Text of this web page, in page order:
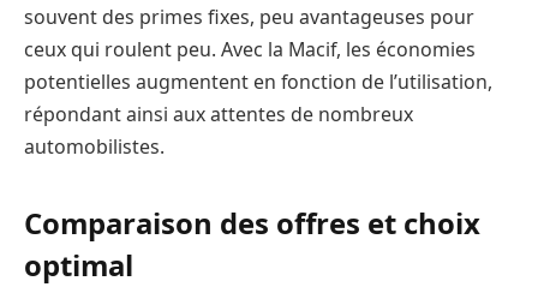
souvent des primes fixes, peu avantageuses pour
ceux qui roulent peu. Avec la Macif, les économies
potentielles augmentent en fonction de l’utilisation,
répondant ainsi aux attentes de nombreux
automobilistes.
Comparaison des offres et choix
optimal